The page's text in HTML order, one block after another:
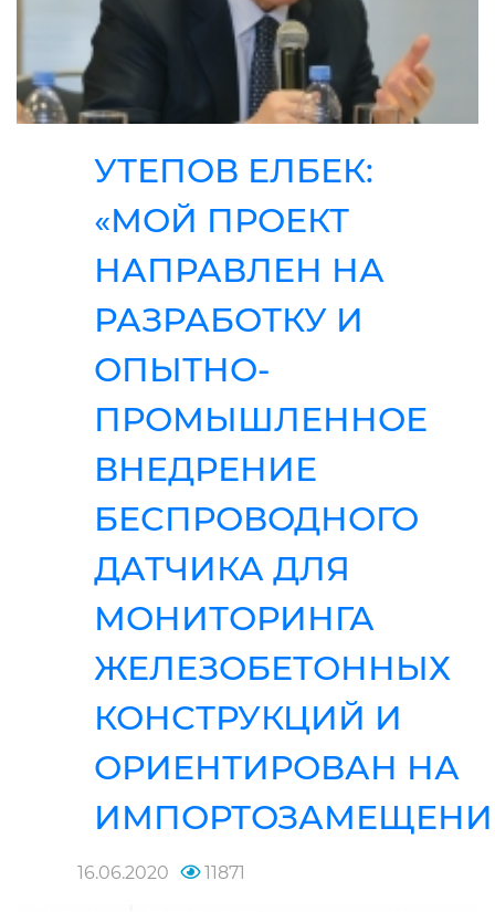
УТЕПОВ ЕЛБЕК:
«МОЙ ПРОЕКТ
НАПРАВЛЕН НА
РАЗРАБОТКУ И
ОПЫТНО-
ПРОМЫШЛЕННОЕ
ВНЕДРЕНИЕ
БЕСПРОВОДНОГО
ДАТЧИКА ДЛЯ
МОНИТОРИНГА
ЖЕЛЕЗОБЕТОННЫХ
КОНСТРУКЦИЙ И
ОРИЕНТИРОВАН НА
16.06.2020 11871